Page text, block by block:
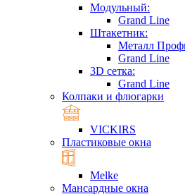
Модульный:
Grand Line
Штакетник:
Металл
Grand Line
3D сетка:
Grand Line
Колпаки и флюгарки
VICKIRS
Пластиковые окна
Melke
Мансардные окна